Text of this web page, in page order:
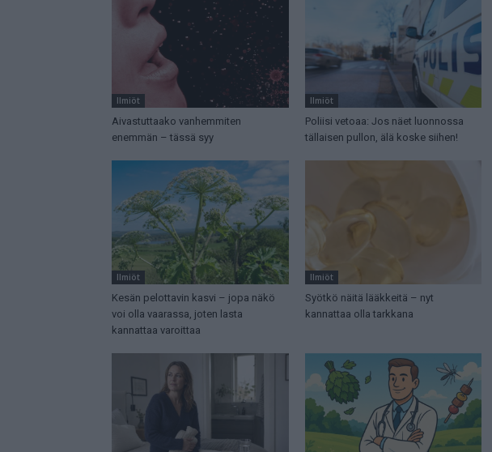
Ilmiöt
Aivastuttaako vanhemmiten
enemmän – tässä syy
Ilmiöt
Poliisi vetoaa: Jos näet luonnossa
tällaisen pullon, älä koske siihen!
Ilmiöt
Kesän pelottavin kasvi – jopa näkö
voi olla vaarassa, joten lasta
kannattaa varoittaa
Ilmiöt
Syötkö näitä lääkkeitä – nyt
kannattaa olla tarkkana